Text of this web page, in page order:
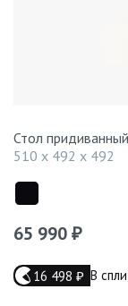
Стол
510 x 492 x 492
65 990 ₽
16 498 ₽ В